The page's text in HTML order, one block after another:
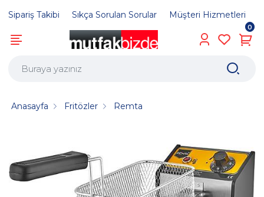
Sipariş Takibi Sıkça Sorulan Sorular Müşteri Hizmetleri
0
Anasayfa Fritözler Remta